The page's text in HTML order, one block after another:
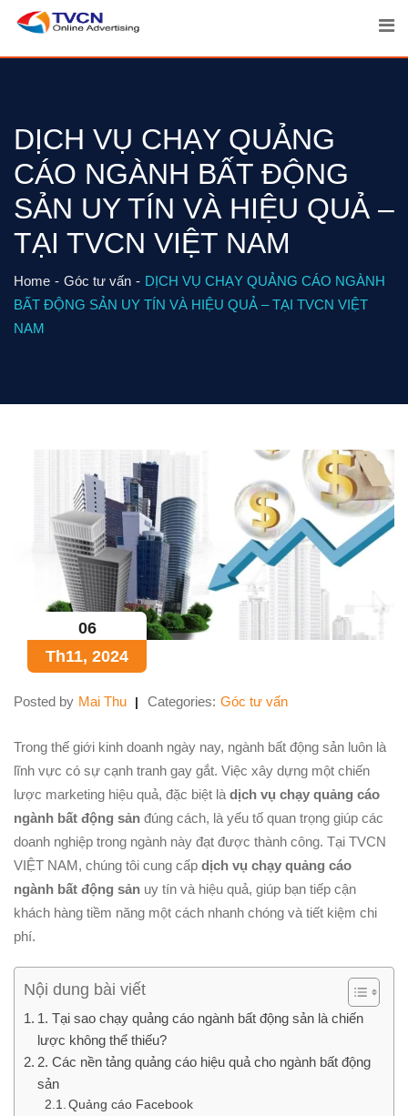
content
DỊCH VỤ CHẠY QUẢNG
CÁO NGÀNH BẤT ĐỘNG
SẢN UY TÍN VÀ HIỆU QUẢ –
TẠI TVCN VIỆT NAM
Home Góc tư vấn
DỊCH VỤ CHẠY QUẢNG CÁO NGÀNH
BẤT ĐỘNG SẢN UY TÍN VÀ HIỆU QUẢ – TẠI TVCN VIỆT
NAM
06
Th11, 2024
Posted by Mai Thu Categories: Góc tư vấn
Trong thế giới kinh doanh ngày nay, ngành bất động sản luôn là
lĩnh vực có sự cạnh tranh gay gắt. Việc xây dựng một chiến
lược marketing hiệu quả, đặc biệt là dịch vụ chạy quảng cáo
ngành bất động sản đúng cách, là yếu tố quan trọng giúp các
doanh nghiệp trong ngành này đạt được thành công. Tại TVCN
VIỆT NAM, chúng tôi cung cấp dịch vụ chạy quảng cáo
ngành bất động sản uy tín và hiệu quả, giúp bạn tiếp cận
khách hàng tiềm năng một cách nhanh chóng và tiết kiệm chi
phí.
Nội dung bài viết
1. Tại sao chạy quảng cáo ngành bất động sản là chiến
lược không thể thiếu?
2. Các nền tảng quảng cáo hiệu quả cho ngành bất động
sản
Quảng cáo Facebook